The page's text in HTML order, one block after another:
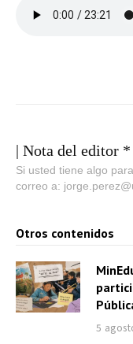
| Nota del editor *
Si usted tiene algo
correo a:
Otros contenidos
5